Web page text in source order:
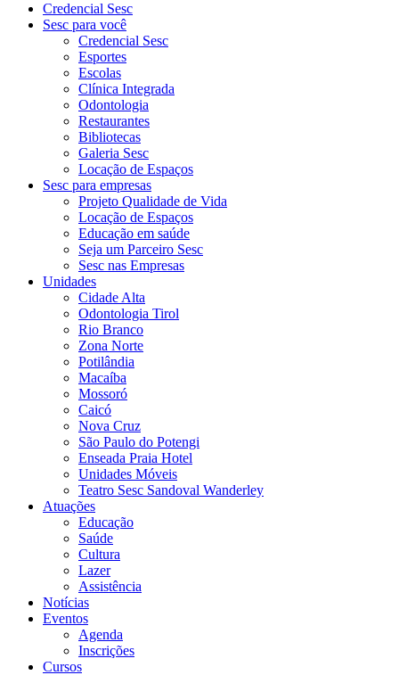
Credencial Sesc
Sesc para você
Credencial Sesc
Esportes
Escolas
Clínica Integrada
Odontologia
Restaurantes
Bibliotecas
Galeria Sesc
Locação de Espaços
Sesc para empresas
Projeto Qualidade de Vida
Locação de Espaços
Educação em saúde
Seja um Parceiro Sesc
Sesc nas Empresas
Unidades
Cidade Alta
Odontologia Tirol
Rio Branco
Zona Norte
Potilândia
Macaíba
Mossoró
Caicó
Nova Cruz
São Paulo do Potengi
Enseada Praia Hotel
Unidades Móveis
Teatro Sesc Sandoval Wanderley
Atuações
Educação
Saúde
Cultura
Lazer
Assistência
Notícias
Eventos
Agenda
Inscrições
Cursos